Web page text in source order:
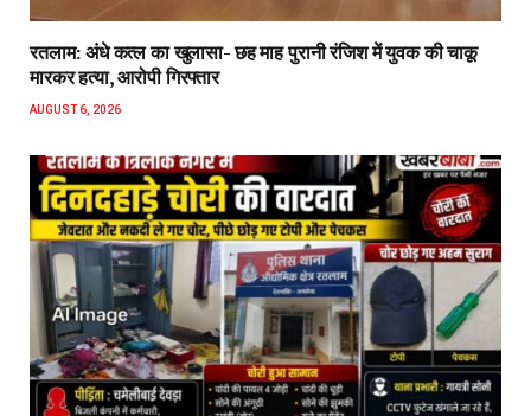
रतलाम: अंधे कत्ल का खुलासा- छह माह पुरानी रंजिश में युवक की चाकू
मारकर हत्या, आरोपी गिरफ्तार
AUGUST 6, 2026